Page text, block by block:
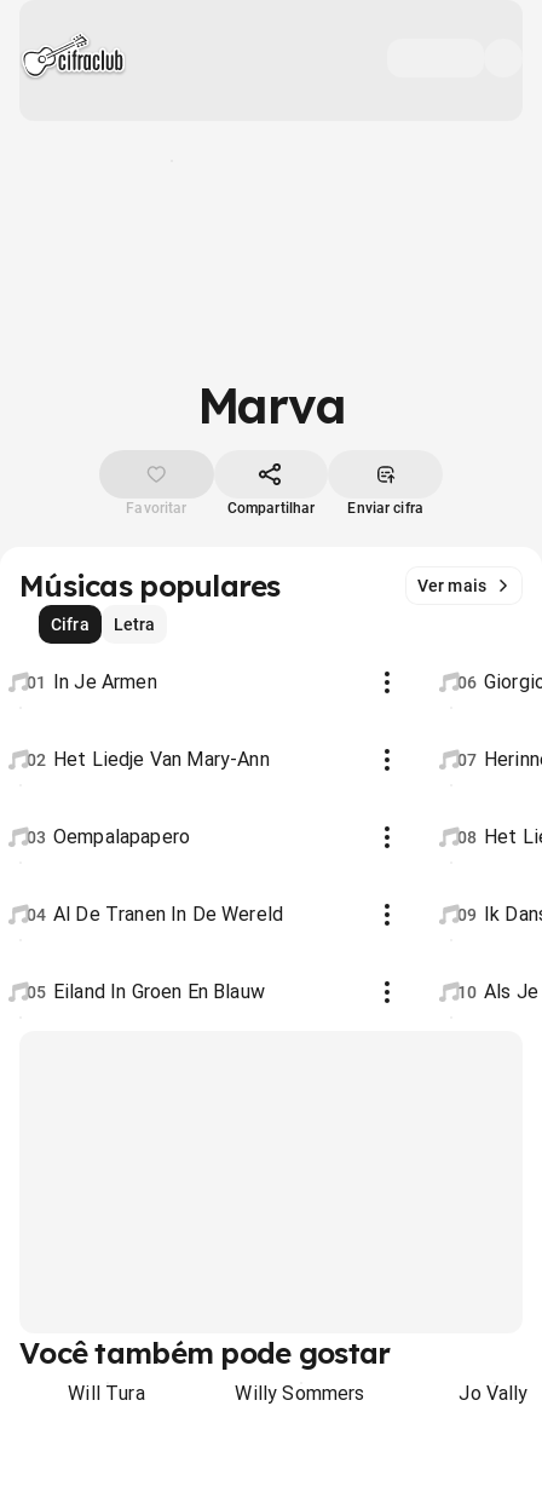
Marva
Favoritar Compartilhar Enviar cifra
Músicas populares
Ver mais
Cifra
Letra
01 In Je Armen
02 Het Liedje Van Mary-Ann
03 Oempalapapero
04 Al De Tranen In De Wereld
05 Eiland In Groen En Blauw
06
07
08 Het
09 Ik
10 Als Je
Você também pode gostar
Will Tura Willy Sommers Jo Vally